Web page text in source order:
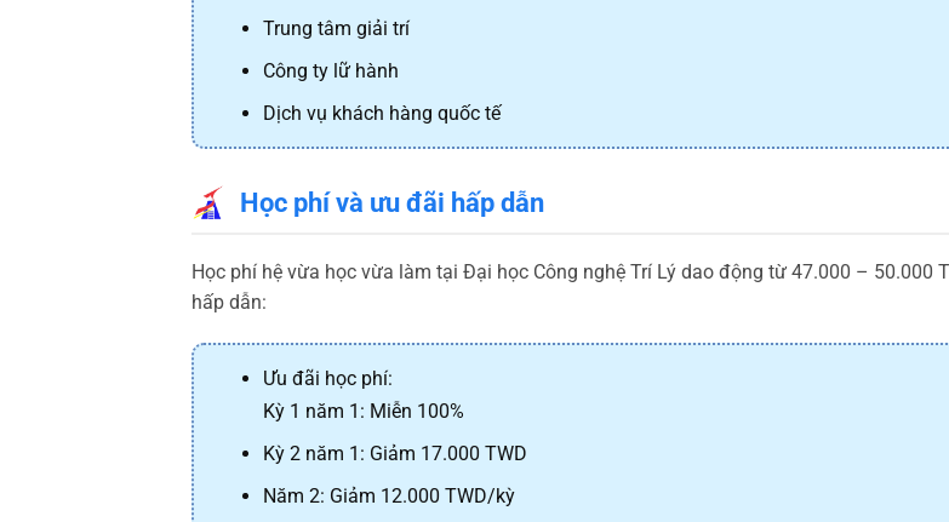
Trung tâm giải trí
Công ty lữ hành
Dịch vụ khách hàng quốc tế
Học phí và ưu đãi hấp dẫn
Học phí hệ vừa học vừa làm tại Đại học Công nghệ Trí Lý dao động từ 47.000 – 50.000
hấp dẫn:
Ưu đãi học phí:
Kỳ 1 năm 1: Miễn 100%
Kỳ 2 năm 1: Giảm 17.000 TWD
Năm 2: Giảm 12.000 TWD/kỳ